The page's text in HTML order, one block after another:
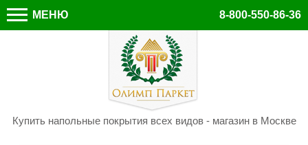
МЕНЮ 8-800-550-86-36
Купить напольные покрытия всех видов - магазин в Москве